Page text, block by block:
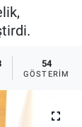
54
GÖSTERIM